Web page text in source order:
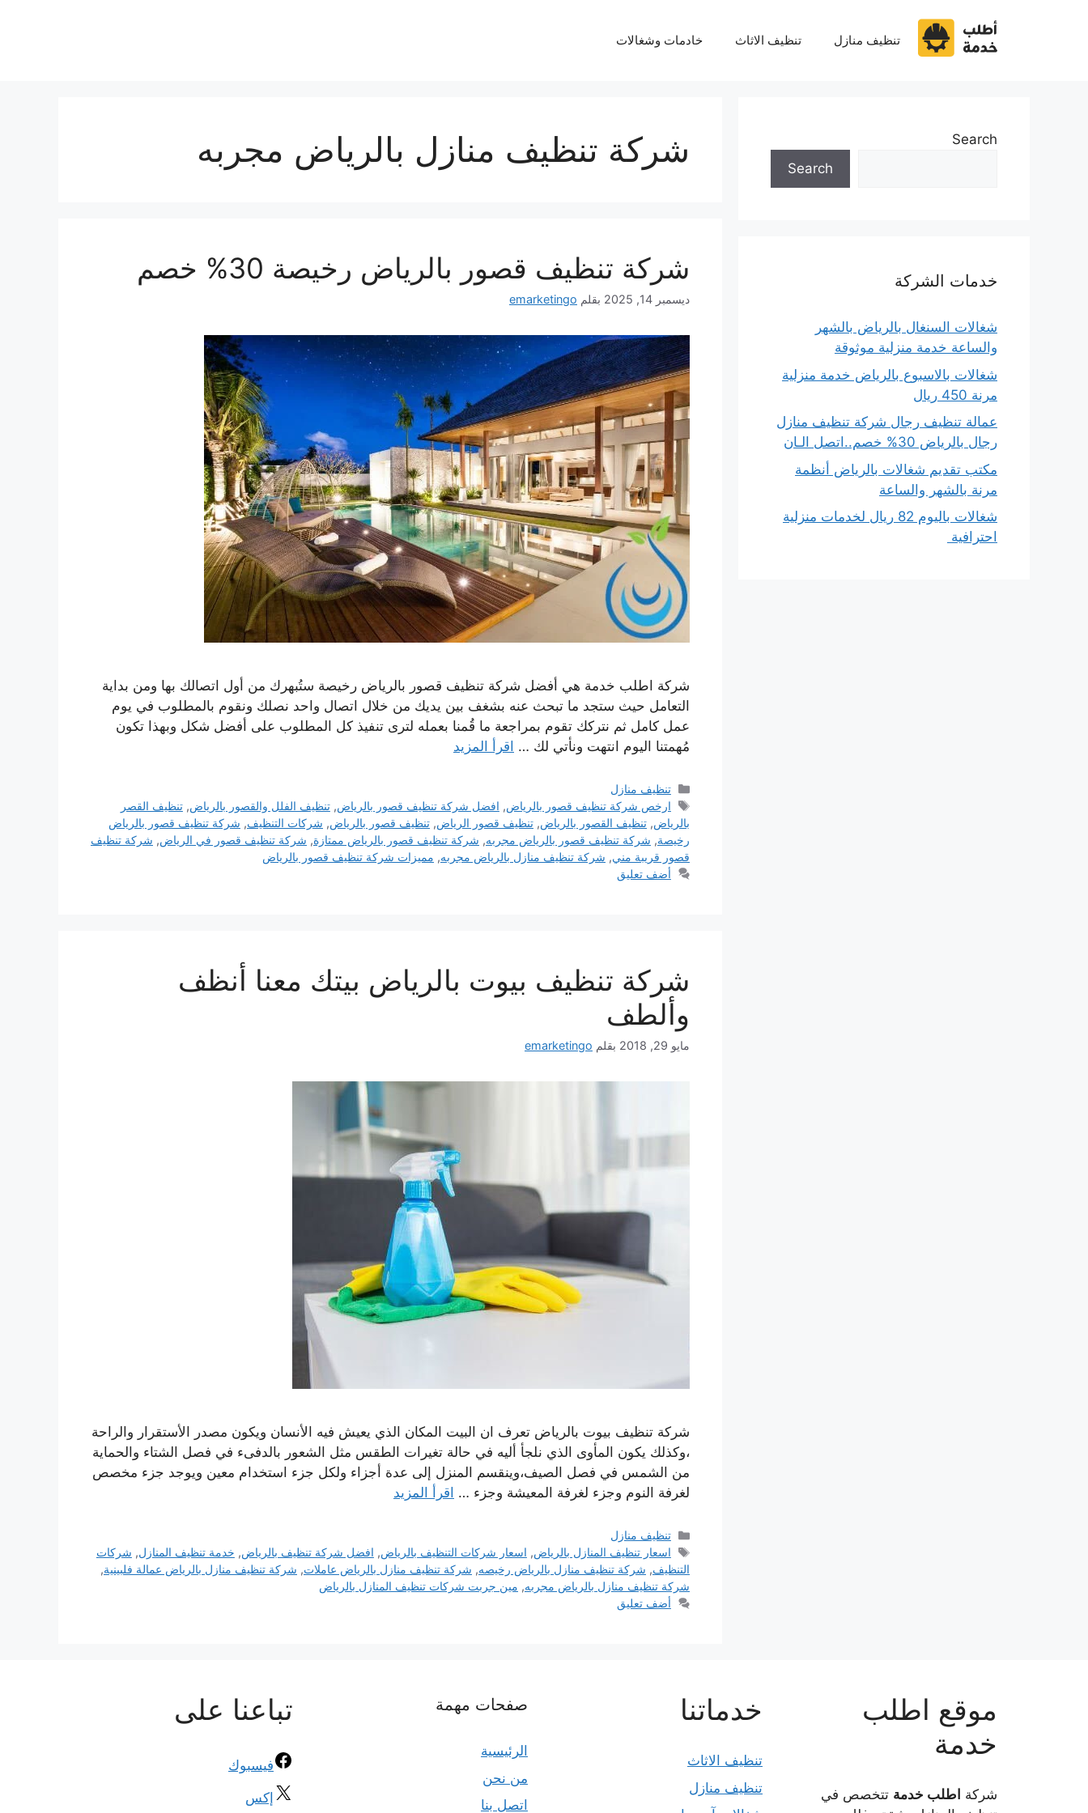
تنظيف منازل تنظيف الاثاث خادمات وشغالات
شركة تنظيف منازل بالرياض مجربه
شركة تنظيف قصور بالرياض رخيصة 30% خصم
ديسمبر 14, 2025 بقلم emarketingo
شركة اطلب خدمة هي أفضل شركة تنظيف قصور بالرياض رخيصة ستُبهرك من أول اتصالك بها ومن بداية
التعامل حيث ستجد ما تبحث عنه بشغف بين يديك من خلال اتصال واحد نصلك ونقوم بالمطلوب في يوم
عمل كامل ثم نتركك تقوم بمراجعة ما قُمنا بعمله لترى تنفيذ كل المطلوب على أفضل شكل وبهذا تكون
مُهمتنا اليوم انتهت ونأتي لك … اقرأ المزيد
التصنيفات
تنظيف منازل
الوسوم
ارخص شركة تنظيف قصور بالرياض, افضل شركة تنظيف قصور بالرياض,تنظيف الفلل والقصور بالرياض,تنظيف القصر
بالرياض, تنظيف القصور بالرياض, تنظيف قصور الرياض, تنظيف قصور بالرياض, شركات التنظيف, شركة تنظيف قصور بالرياض
رخيصة, شركة تنظيف قصور بالرياض مجربه, شركة تنظيف قصور بالرياض ممتازة, شركة تنظيف قصور في الرياض, شركة تنظيف
قصور قريبة مني, شركة تنظيف منازل بالرياض مجربه, مميزات شركة تنظيف قصور بالرياض
أضف تعليق
شركة تنظيف بيوت بالرياض بيتك معنا أنظف
وألطف
مايو 29, 2018 بقلم emarketingo
شركة تنظيف بيوت بالرياض تعرف ان البيت المكان الذي يعيش فيه الأنسان ويكون مصدر الأستقرار والراحة
،وكذلك يكون المأوى الذي نلجأ أليه في حالة تغيرات الطقس مثل الشعور بالدفىء في فصل الشتاء والحماية
من الشمس في فصل الصيف،وينقسم المنزل إلى عدة أجزاء ولكل جزء استخدام معين ويوجد جزء مخصص
لغرفة النوم وجزء لغرفة المعيشة وجزء … اقرأ المزيد
التصنيفات
تنظيف منازل
الوسوم
اسعار تنظيف المنازل بالرياض, اسعار شركات التنظيف بالرياض, افضل شركة تنظيف بالرياض, خدمة تنظيف المنازل, شركات
التنظيف, شركة تنظيف منازل بالرياض رخيصه, شركة تنظيف منازل بالرياض عاملات, شركة تنظيف منازل بالرياض عمالة فلبينية,
شركة تنظيف منازل بالرياض مجربه, مين جربت شركات تنظيف المنازل بالرياض
أضف تعليق
Search
Search
خدمات الشركة
شغالات السنغال بالرياض بالشهر
والساعة خدمة منزلية موثوقة
شغالات بالاسبوع بالرياض خدمة منزلية
مرنة 450 ريال
عمالة تنظيف رجال شركة تنظيف منازل
رجال بالرياض 30% خصم..اتصل الـان
مكتب تقديم شغالات بالرياض أنظمة
مرنة بالشهر والساعة
شغالات باليوم 82 ريال لخدمات منزلية
احترافية
موقع اطلب
خدمة
شركة اطلب خدمة تتخصص في
خدماتنا
تنظيف الاثاث
تنظيف منازل
صفحات مهمة
الرئيسية
من نحن
اتصل بنا
تباعنا على
فيسبوك
إكس